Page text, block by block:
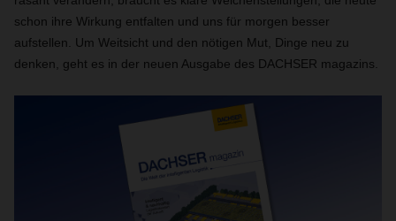
schon ihre Wirkung entfalten und uns für morgen besser
aufstellen. Um Weitsicht und den nötigen Mut, Dinge neu zu
denken, geht es in der neuen Ausgabe des DACHSER magazins.